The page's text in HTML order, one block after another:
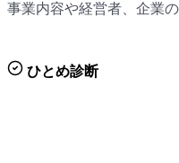
事業内容や経営者、企業
ひとめ診断